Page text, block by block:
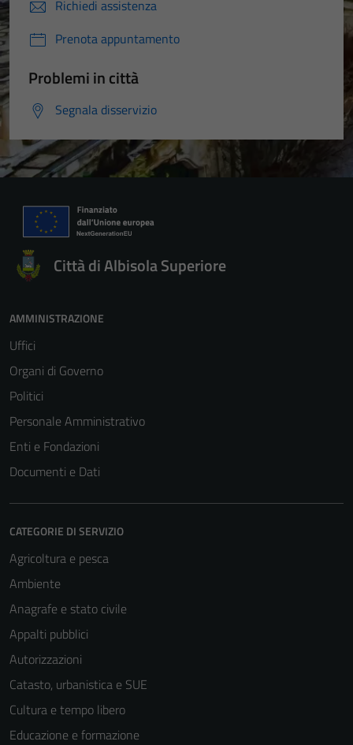
Richiedi assistenza
Prenota appuntamento
Problemi in città
Segnala disservizio
Città di Albisola Superiore
AMMINISTRAZIONE
Uffici
Organi di Governo
Politici
Personale Amministrativo
Enti e Fondazioni
Documenti e Dati
CATEGORIE DI SERVIZIO
Agricoltura e pesca
Ambiente
Anagrafe e stato civile
Appalti pubblici
Autorizzazioni
Catasto, urbanistica e SUE
Cultura e tempo libero
Educazione e formazione